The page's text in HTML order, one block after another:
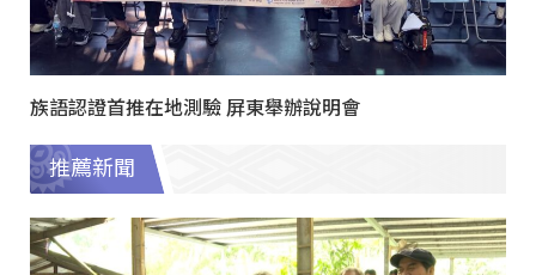
族語認證首推在地測驗 屏東舉辦說明會
推薦新聞